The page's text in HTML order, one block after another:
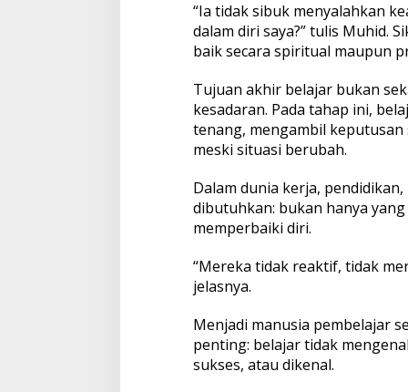
“Ia tidak sibuk menyalahkan
dalam diri saya?” tulis Muhid.
baik secara spiritual maupun
Tujuan akhir belajar bukan
kesadaran. Pada tahap ini,
tenang, mengambil
meski situasi berubah.
Dalam dunia kerja,
dibutuhkan: bukan hanya
memperbaiki diri.
“Mereka tidak reaktif, tidak
jelasnya.
Menjadi manusia pembelajar
penting: belajar tidak
sukses, atau dikenal.